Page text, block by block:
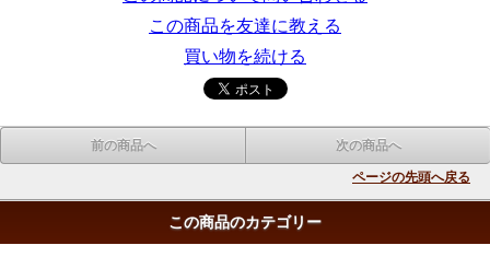
この商品を友達に教える
買い物を続ける
前の商品へ 次の商品へ
ページの先頭へ戻る
この商品のカテゴリー